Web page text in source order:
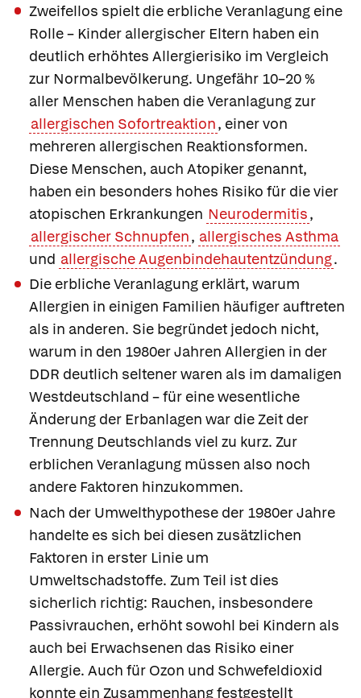
Zweifellos spielt die erbliche Veranlagung eine
Rolle – Kinder allergischer Eltern haben ein
deutlich erhöhtes Allergierisiko im Vergleich
zur Normalbevölkerung. Ungefähr 10–20 %
aller Menschen haben die Veranlagung zur
allergischen Sofortreaktion, einer von
mehreren allergischen Reaktionsformen.
Diese Menschen, auch Atopiker genannt,
haben ein besonders hohes Risiko für die vier
atopischen Erkrankungen Neurodermitis,
allergischer Schnupfen, allergisches Asthma
und allergische Augenbindehautentzündung.
Die erbliche Veranlagung erklärt, warum
Allergien in einigen Familien häufiger auftreten
als in anderen. Sie begründet jedoch nicht,
warum in den 1980er Jahren Allergien in der
DDR deutlich seltener waren als im damaligen
Westdeutschland – für eine wesentliche
Änderung der Erbanlagen war die Zeit der
Trennung Deutschlands viel zu kurz. Zur
erblichen Veranlagung müssen also noch
andere Faktoren hinzukommen.
Nach der Umwelthypothese der 1980er Jahre
handelte es sich bei diesen zusätzlichen
Faktoren in erster Linie um
Umweltschadstoffe. Zum Teil ist dies
sicherlich richtig: Rauchen, insbesondere
Passivrauchen, erhöht sowohl bei Kindern als
auch bei Erwachsenen das Risiko einer
Allergie. Auch für Ozon und Schwefeldioxid
konnte ein Zusammenhang festgestellt